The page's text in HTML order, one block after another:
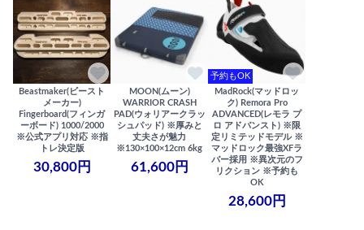
Beastmaker(ビースト
メーカー)
Fingerboard(フィンガ
ーボード) 1000/2000
※公式アプリ対応 ※指
トレ決定版
30,800円
MOON(ムーン)
WARRIOR CRASH
PAD(ウォリアークラッ
シュパッド) ※厚みと
丈夫さが魅力
※130×100×12cm 6kg
61,600円
予約もOK
MadRock(マッドロッ
ク) Remora Pro
ADVANCED(レモラ プ
ロ アドバンスト) ※限
定リミテッドモデル ※
マッドロック最強XFラ
バー採用 ※異次元のフ
リクション ※予約も
OK
28,600円